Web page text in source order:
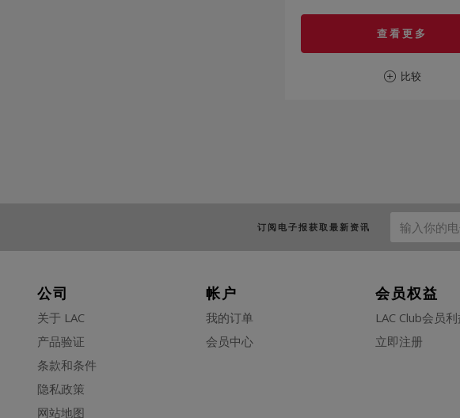
查看更多
比较
订阅电子报获取最新资讯
公司
关于 LAC
产品验证
条款和条件
隐私政策
网站地图
帐户
我的订单
会员中心
会员权益
LAC Club会员
立即注册